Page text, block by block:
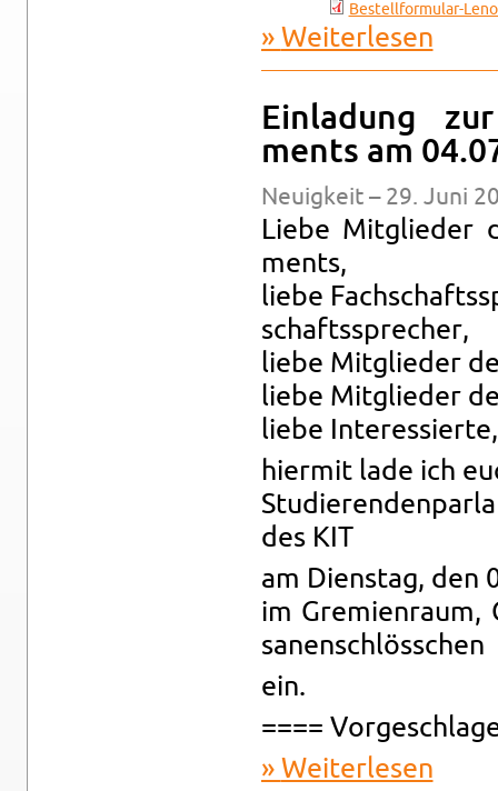
Bes​tell​form​ular-​
Wei­ter­le­sen
Ein­la­dung
ments am
Neu­ig­keit – 29. Juni
Liebe Mit­glie­der
ments,
liebe
schafts­spre­cher,
liebe Mit­glie­der
liebe Mit­glie­der
liebe In­ter­es­sier­te,
hier­mit lade ich
des KIT
am Diens­tag, den
im Gre­mi­en­raum,
sa­nen­schlöss­chen
ein.
====
Wei­ter­le­sen